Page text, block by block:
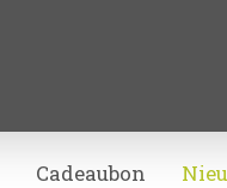
Cadeaubon